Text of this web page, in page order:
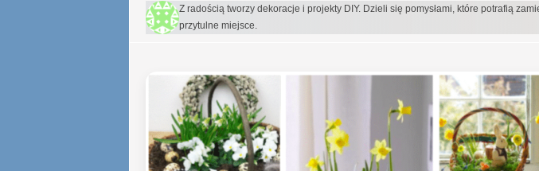
Z radością tworzy dekoracje i projekty DIY. Dzieli się pomysłami, które potrafią
przytulne miejsce.